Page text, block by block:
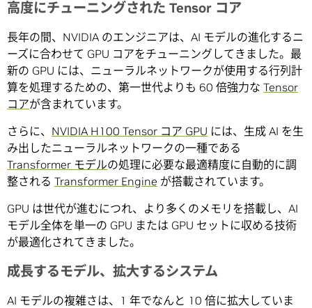
高度にチューニングされた Tensor コア
長年の間、NVIDIA のエンジニアは、AI モデルの進化するニ
ーズに合わせて GPU コアをチューニングしてきました。最
新の GPU には、ニューラルネットワークが使用する行列計
算を処理するための、第一世代よりも 60 倍強力な Tensor
コアが含まれています。
さらに、 NVIDIA H100 Tensor コア GPU には、生成 AI を生
み出したニューラルネットワークの一種である
Transformer モデルの処理に必要な最適精度に自動的に調
整される Transformer Engine が搭載されています。
GPU は世代が進むにつれ、より多くのメモリを搭載し、AI
モデル全体を単一の GPU または GPU セットに収める技術
が最適化されてきました。
成長するモデル、拡大するシステム
AI モデルの複雑さは、1 年でなんと 10 倍に拡大していま